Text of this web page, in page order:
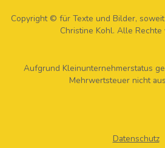
M
R
E
Copyright © für Texte und Bilder,
Christine Kohl. Alle Rechte
Aufgrund Kleinunternehmerstatus
Mehrwertsteuer nicht
Datenschutz